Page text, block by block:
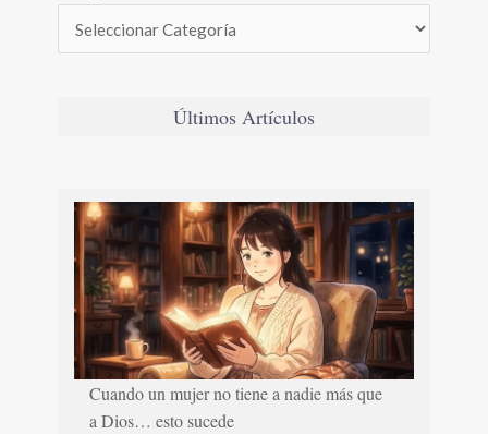
Últimos Artículos
Cuando un mujer no tiene a nadie más que
a Dios… esto sucede